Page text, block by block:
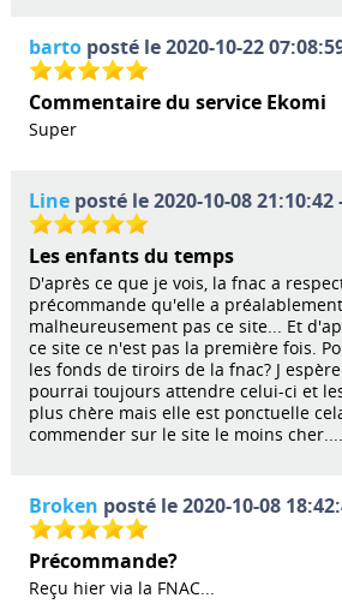
bartoposté le 2020-10-22
Commentaire du service Ekomi
Super
Lineposté le 2020-10-08 21:10:42
Les enfants du temps
D'après ce que je vois, la fnac a
précommande qu'elle a
malheureusement pas ce site... Et
ce site ce n'est pas la première fois.
les fonds de tiroirs de la fnac? J
pourrai toujours attendre celui-ci et
plus chère mais elle est ponctuelle
commender sur le site le moins cher....
Broken posté le 2020-10-08
Précommande?
Reçu hier via la FNAC...